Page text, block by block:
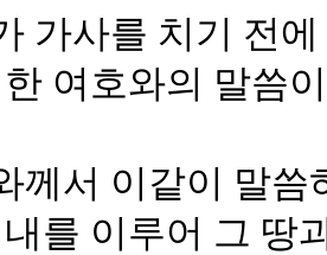
가사를 치기 전
여호와의 말씀
께서 이같이 말
를 이루어 그 땅